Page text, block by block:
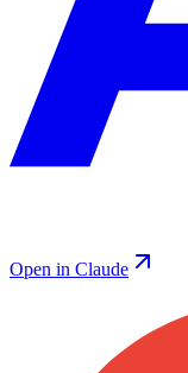
Open in Claude